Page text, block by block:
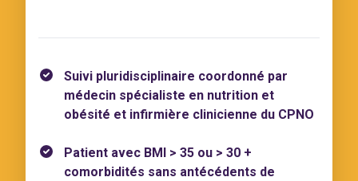
Suivi pluridisciplinaire coordonné par
médecin spécialiste en nutrition et
obésité et infirmière clinicienne du CPNO
Patient avec BMI > 35 ou > 30 +
comorbidités sans antécédents de